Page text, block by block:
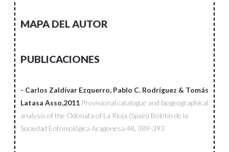
MAPA DEL AUTOR
PUBLICACIONES
- Carlos Zaldívar Ezquerro, Pablo C. Rodríguez & Tomás
Latasa Asso,2011 Provisional catalogue and biogeographical
analysis of the Odonata of La Rioja (Spain) Boletín de la
Sociedad Entomológica Aragonesa 48, 389-393